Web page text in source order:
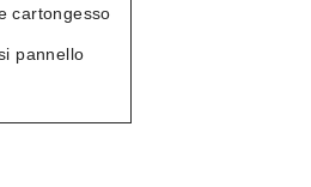
cartongesso
pannello